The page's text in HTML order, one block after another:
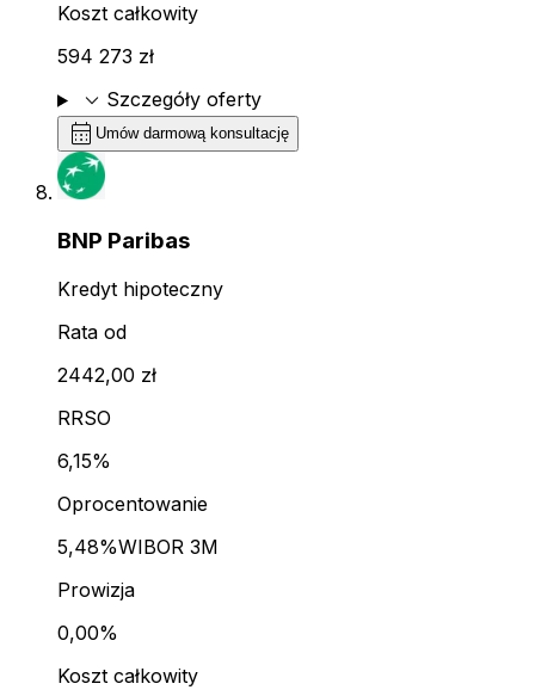
Koszt całkowity
594 273 zł
expand_more Szczegóły oferty
calendar_month Umów darmową konsultację
BNP Paribas
Kredyt hipoteczny
Rata od
2442,00 zł
RRSO
6,15%
Oprocentowanie
5,48%WIBOR 3M
Prowizja
0,00%
Koszt całkowity